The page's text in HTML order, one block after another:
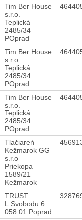
Tim Ber House
s.r.o.
Teplická
2485/34
POprad
Tim Ber House
s.r.o.
Teplická
2485/34
POprad
Tim Ber House
s.r.o.
Teplická
2485/34
POprad
Tlačiareń
Kežmarok GG
s.r.o
Priekopa
1589/21
Kežmarok
TRUST
L.Svobodu 6
058 01 Poprad